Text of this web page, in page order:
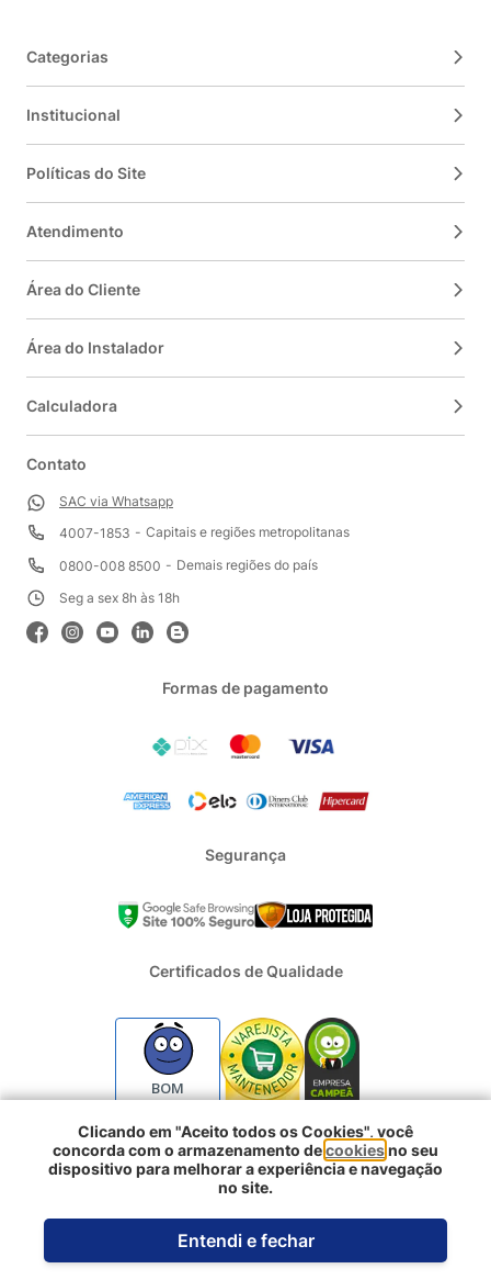
Categorias
Institucional
Políticas do Site
Atendimento
Área do Cliente
Área do Instalador
Calculadora
Contato
SAC via Whatsapp
4007-1853
Capitais e regiões metropolitanas
0800-008 8500
Demais regiões do país
Seg a sex 8h às 18h
Formas de pagamento
Segurança
Certificados de Qualidade
BOM
2024 - Todos os direitos reservados | REFRIGERACAO DUFRIO
COMERCIO E IMPORTACAO S.A. | CNPJ : 01.754.239/0001-10 |
Porto Alegre RS - CEP: 90230-011
Desenvolvido pela
Clicando em "Aceito todos os Cookies", você
concorda com o armazenamento decookiesno seu
dispositivo para melhorar a experiência e navegação
no site.
Entendi e fechar